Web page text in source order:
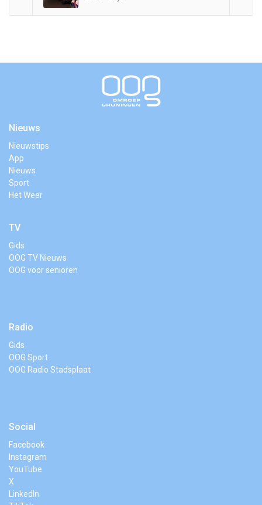
Nieuws
Nieuwstips
App
Nieuws
Sport
Het Weer
TV
Gids
OOG TV Nieuws
OOG voor senioren
Radio
Gids
OOG Sport
OOG Radio Stadsplaat
Social
Facebook
Instagram
YouTube
X
LinkedIn